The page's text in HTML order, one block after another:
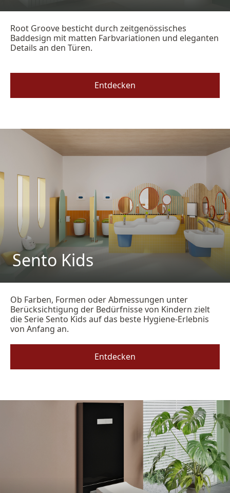
Root Groove besticht durch zeitgenössisches
Baddesign mit matten Farbvariationen und eleganten
Details an den Türen.
Entdecken
Sento Kids
Ob Farben, Formen oder Abmessungen unter
Berücksichtigung der Bedürfnisse von Kindern zielt
die Serie Sento Kids auf das beste Hygiene-Erlebnis
von Anfang an.
Entdecken